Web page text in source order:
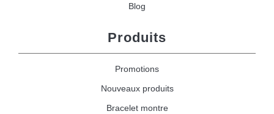
Blog
Produits
Promotions
Nouveaux produits
Bracelet montre